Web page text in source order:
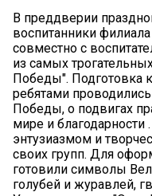
В преддверии
воспитанники
совместно с
из самых
Победы". Подготовка
ребятами
Победы, о подвигах
мире и
энтузиазмом и
своих групп. Для
готовили символы
голубей и журавлей,